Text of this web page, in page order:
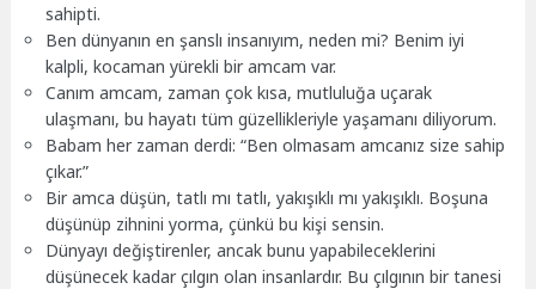
sahipti.
Ben dünyanın en şanslı insanıyım, neden mi? Benim iyi
kalpli, kocaman yürekli bir amcam var.
Canım amcam, zaman çok kısa, mutluluğa uçarak
ulaşmanı, bu hayatı tüm güzellikleriyle yaşamanı diliyorum.
Babam her zaman derdi: “Ben olmasam amcanız size sahip
çıkar.”
Bir amca düşün, tatlı mı tatlı, yakışıklı mı yakışıklı. Boşuna
düşünüp zihnini yorma, çünkü bu kişi sensin.
Dünyayı değiştirenler, ancak bunu yapabileceklerini
düşünecek kadar çılgın olan insanlardır. Bu çılgının bir tanesi